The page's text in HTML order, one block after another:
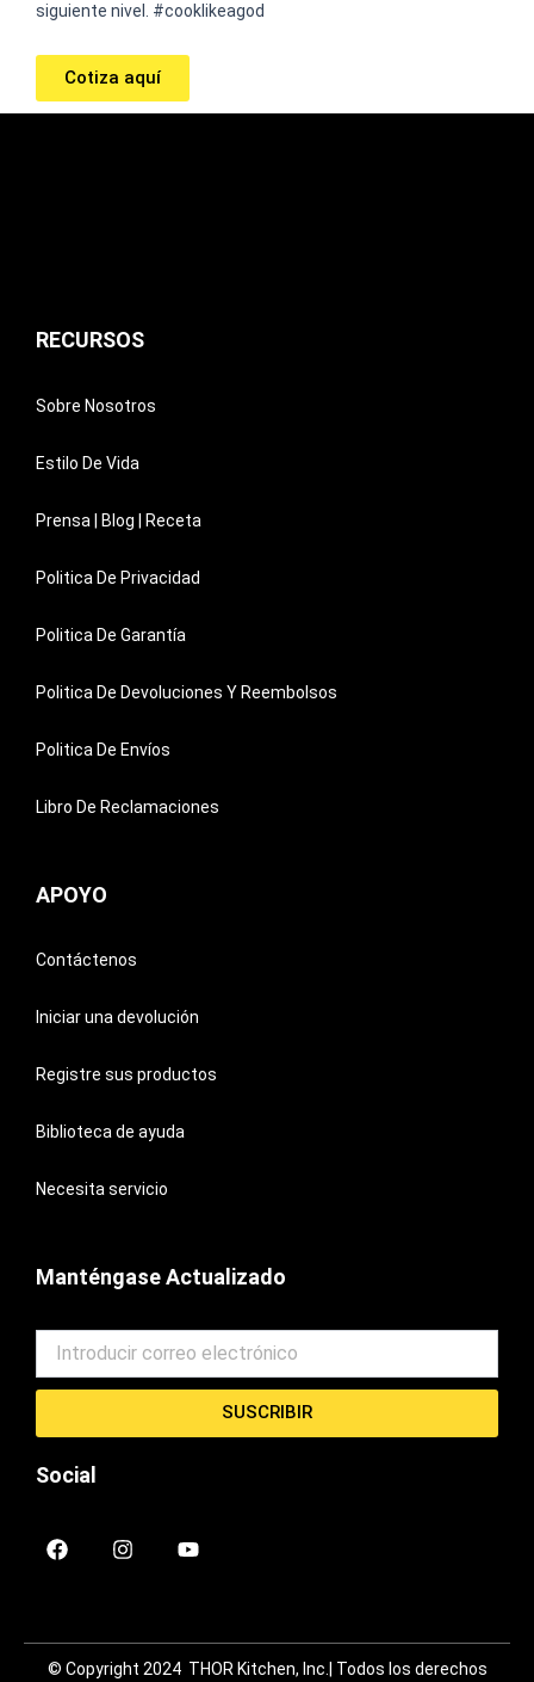
siguiente nivel. #cooklikeagod
Cotiza aquí
RECURSOS
Sobre Nosotros
Estilo De Vida
Prensa | Blog | Receta
Politica De Privacidad
Politica De Garantía
Politica De Devoluciones Y Reembolsos
Politica De Envíos
Libro De Reclamaciones
APOYO
Contáctenos
Iniciar una devolución
Registre sus productos
Biblioteca de ayuda
Necesita servicio
Manténgase Actualizado
SUSCRIBIR
Social
F
a
o
o
I
n
g
r
Y
o
b
e
© Copyright 2024 THOR Kitchen, Inc. | Todos los derechos